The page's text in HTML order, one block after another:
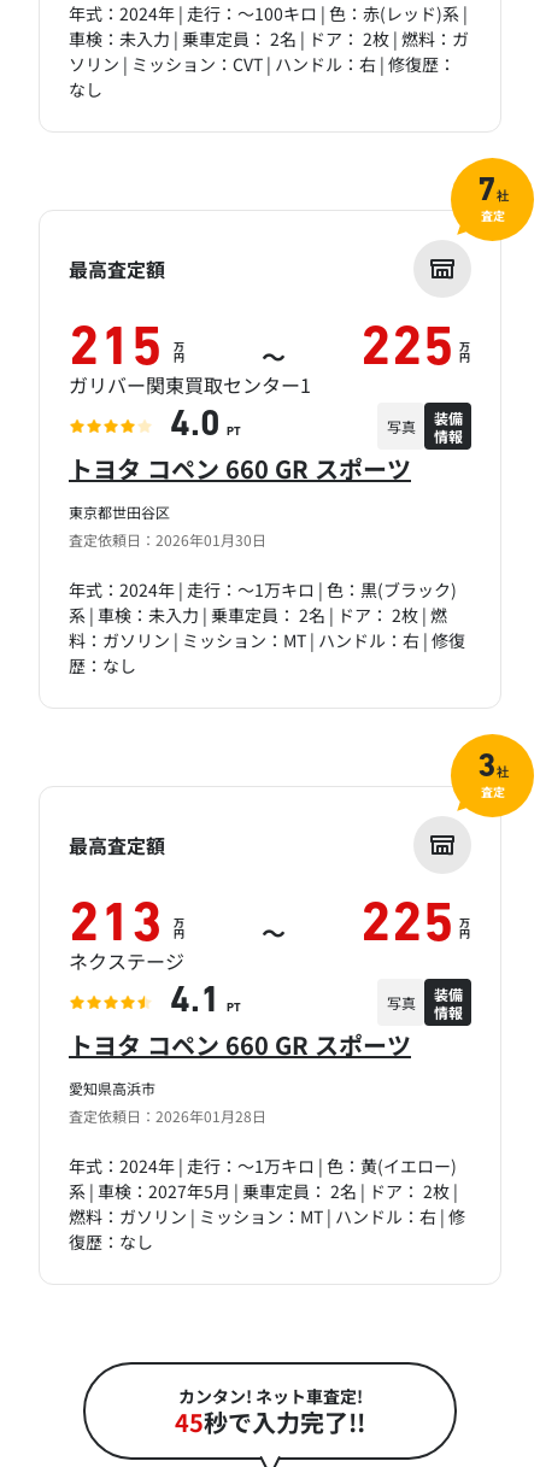
年式：2024年 | 走行：～100キロ | 色：赤(レッド)系 |
車検：未入力 | 乗車定員： 2名 | ドア： 2枚 | 燃料：ガ
ソリン | ミッション：CVT | ハンドル：右 | 修復歴：
なし
東京都世田谷区
査定依頼日：2026年01月30日
トヨタ コペン 660 GR スポーツ
年式：2024年 | 走行：～1万キロ | 色：黒(ブラック)
系 | 車検：未入力 | 乗車定員： 2名 | ドア： 2枚 | 燃
料：ガソリン | ミッション：MT | ハンドル：右 | 修復
歴：なし
最高査定額
215 万
円 ～ 225 万
円
ガリバー関東買取センター1
4.0 PT 写真
装備
情報
7社
査定
愛知県高浜市
査定依頼日：2026年01月28日
トヨタ コペン 660 GR スポーツ
年式：2024年 | 走行：～1万キロ | 色：黄(イエロー)
系 | 車検：2027年5月 | 乗車定員： 2名 | ドア： 2枚 |
燃料：ガソリン | ミッション：MT | ハンドル：右 | 修
復歴：なし
最高査定額
213 万
円 ～ 225 万
円
ネクステージ
4.1 PT 写真
装備
情報
3社
査定
カンタン! ネット車査定!
45秒で入力完了!!